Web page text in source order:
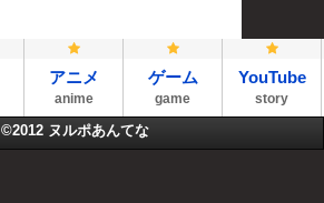
アニメ
anime
ゲーム
game
YouTube
story
©2012 ヌルポあんてな